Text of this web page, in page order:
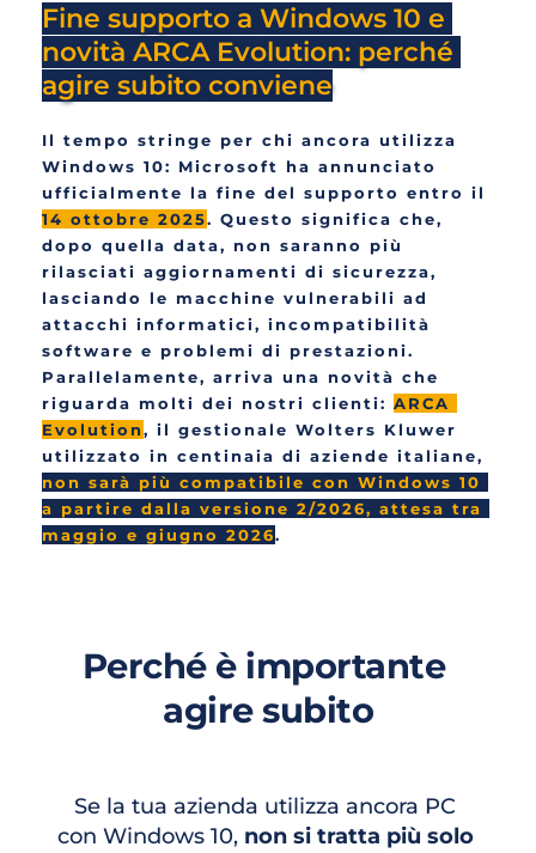
Fine supporto a Windows 10 e
novità ARCA Evolution: perché
agire subito conviene
Il tempo stringe per chi ancora utilizza
Windows 10: Microsoft ha annunciato
14 ottobre 2025. Questo significa che,
dopo quella data, non saranno più
rilasciati aggiornamenti di sicurezza,
lasciando le macchine vulnerabili ad
attacchi informatici, incompatibilità
software e problemi di prestazioni.
Parallelamente, arriva una novità che
riguarda molti dei nostri clienti: ARCA
Evolution, il gestionale Wolters Kluwer
non sarà più compatibile con Windows 10
a partire dalla versione 2/2026, attesa tra
maggio e giugno 2026.
Perché è importante
agire subito
Se la tua azienda utilizza ancora PC
con Windows 10, non si tratta più solo